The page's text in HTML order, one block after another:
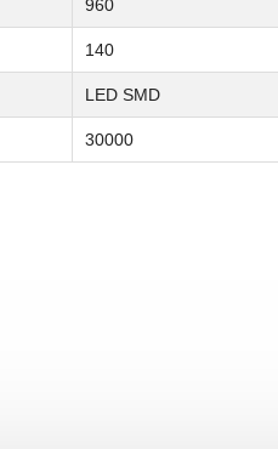
960
140
LED SMD
30000